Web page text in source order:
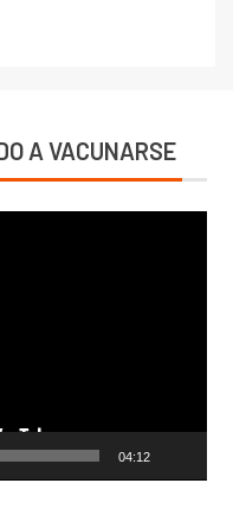
A VACUNARSE
04:12